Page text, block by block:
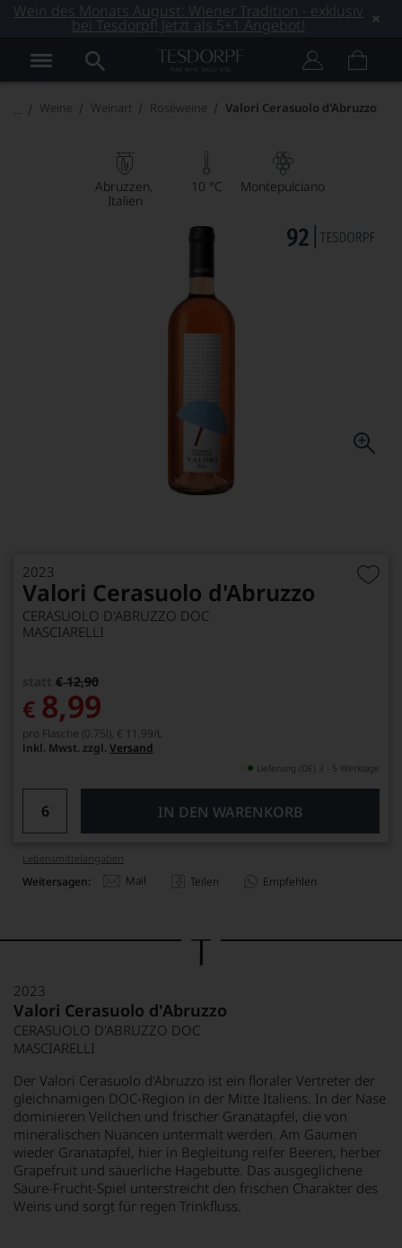
Wein des Monats August: Wiener Tradition - exklusiv
bei Tesdorpf! Jetzt als 5+1 Angebot!
Weine Weinart Roséweine Valori Cerasuolo d'Abruzzo
Abruzzen
Italien
10 °C Montepulciano
2023
Valori Cerasuolo d'Abruzzo
CERASUOLO D'ABRUZZO DOC
MASCIARELLI
€ 12,90
€ 8,99
pro Flasche (0.75l), € 11,99/L
inkl. Mwst. zzgl. Versand
Lieferung (DE) 3 - 5 Werktage
IN DEN WARENKORB
Lebensmittel­angaben
Weitersagen: Mail Teilen Empfehlen
2023
Valori Cerasuolo d'Abruzzo
CERASUOLO D'ABRUZZO DOC
MASCIARELLI
Der Valori Cerasuolo d'Abruzzo ist ein floraler Vertreter der
gleichnamigen DOC-Region in der Mitte Italiens. In der Nase
dominieren Veilchen und frischer Granatapfel, die von
mineralischen Nuancen untermalt werden. Am Gaumen
wieder Granatapfel, hier in Begleitung reifer Beeren, herber
Grapefruit und säuerliche Hagebutte. Das ausgeglichene
Säure-Frucht-Spiel unterstreicht den frischen Charakter des
Weins und sorgt für regen Trinkfluss.